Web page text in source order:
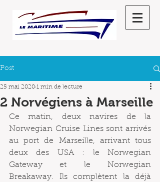
Post
2 Norvégiens à Marseille
25 mai 2020 1 min de lecture
Ce matin, deux navires de la
Norwegian Cruise Lines sont arrivés
au port de Marseille, arrivant tous
deux des USA : le Norwegian
Gateway et le Norwegian
Breakaway. Ils complètent la déjà